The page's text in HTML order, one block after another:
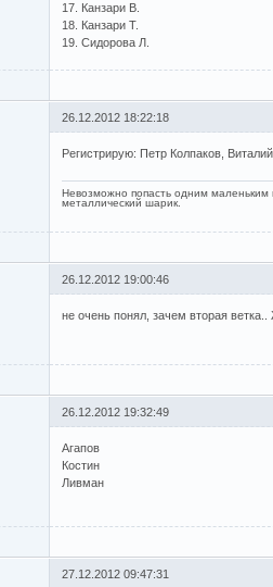
17. Канзари В.
18. Канзари Т.
19. Сидорова Л.
26.12.2012 18:22:18
Регистрирую: Петр Колпаков,
Невозможно попасть одним маленьким
металлический шарик.
26.12.2012 19:00:46
не очень понял, зачем вторая ветка..
26.12.2012 19:32:49
Агапов
Костин
Ливман
27.12.2012 09:47:31